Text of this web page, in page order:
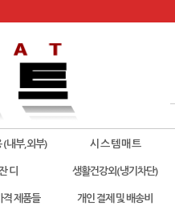
(내부,외부) 시 스 템 매 트
디 생활건강외(냉기차단)
격 제품들 개인 결제 및 배송비